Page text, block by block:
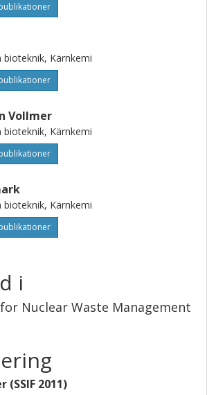
Kärnkemi
Vollmer
Kärnkemi
Kärnkemi
i
Nuclear Waste Management
2011)